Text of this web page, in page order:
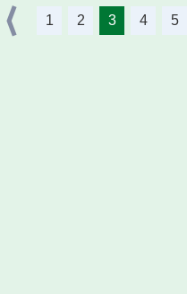
1 2 3 4 5